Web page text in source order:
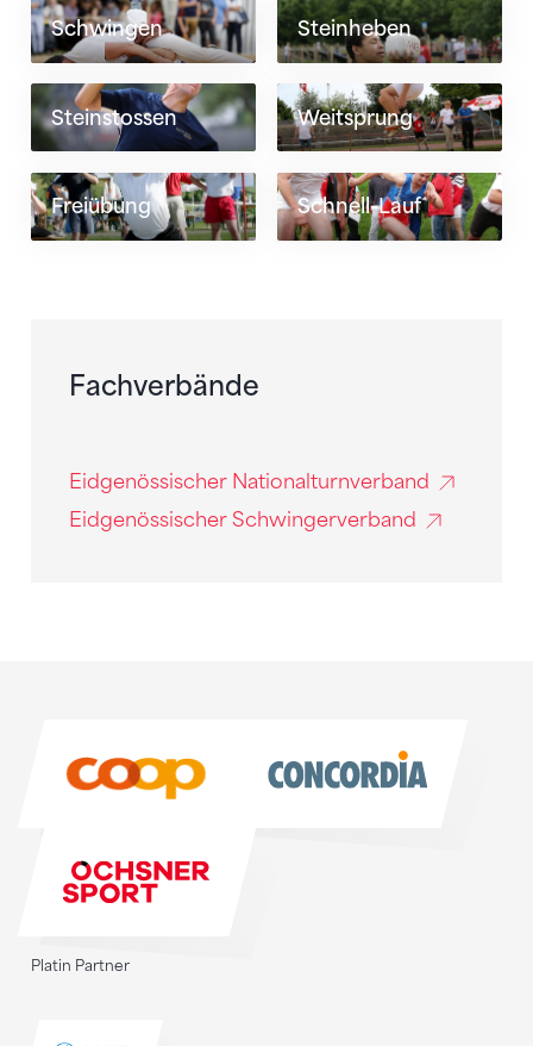
Schwingen Steinheben
Steinstossen Weitsprung
Freiübung Schnell-Lauf
Fachverbände
Eidgenössischer Nationalturnverband
Eidgenössischer Schwingerverband
Platin Partner